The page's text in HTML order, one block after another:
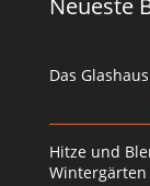
Neueste
Das
Hitze und
Wintergärten